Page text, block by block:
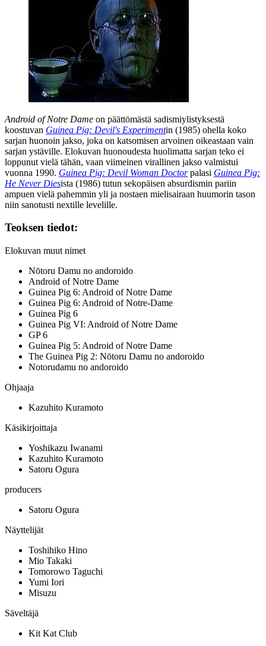
Android of Notre Dame on päättömästä sadismiylistyksestä
koostuvan Guinea Pig: Devil's Experimentin (1985) ohella koko
sarjan huonoin jakso, joka on katsomisen arvoinen oikeastaan vain
sarjan ystäville. Elokuvan huonoudesta huolimatta sarjan teko ei
loppunut vielä tähän, vaan viimeinen virallinen jakso valmistui
vuonna 1990. Guinea Pig: Devil Woman Doctorpalasi Guinea Pig:
He Never Diesista (1986) tutun sekopäisen absurdismin pariin
ampuen vielä pahemmin yli ja nostaen mielisairaan huumorin tason
niin sanotusti nextille levelille.
Teoksen tiedot:
Elokuvan muut nimet
Nōtoru Damu no andoroido
Android of Notre Dame
Guinea Pig 6: Android of Notre Dame
Guinea Pig 6: Android of Notre-Dame
Guinea Pig 6
Guinea Pig VI: Android of Notre Dame
GP 6
Guinea Pig 5: Android of Notre Dame
The Guinea Pig 2: Nōtoru Damu no andoroido
Notorudamu no andoroido
Ohjaaja
Kazuhito Kuramoto
Käsikirjoittaja
Yoshikazu Iwanami
Kazuhito Kuramoto
Satoru Ogura
producers
Satoru Ogura
Näyttelijät
Toshihiko Hino
Mio Takaki
Tomorowo Taguchi
Yumi Iori
Misuzu
Säveltäjä
Kit Kat Club